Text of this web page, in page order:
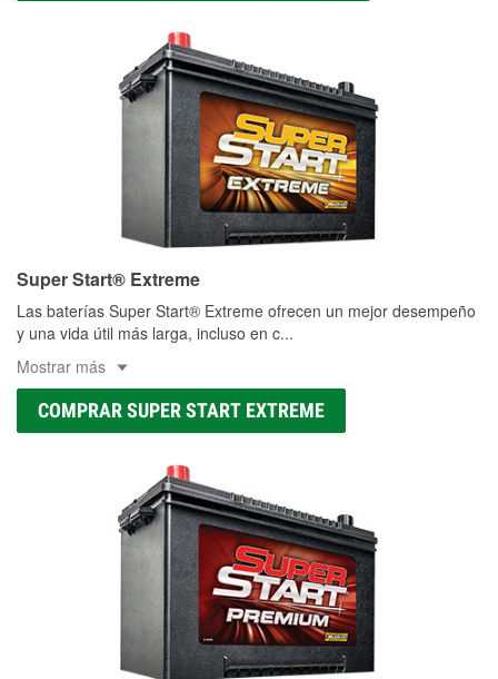
Super Start® Extreme
Las baterías Super Start® Extreme ofrecen un mejor desempeño
y una vida útil más larga, incluso en c...
Mostrar más
COMPRAR SUPER START EXTREME